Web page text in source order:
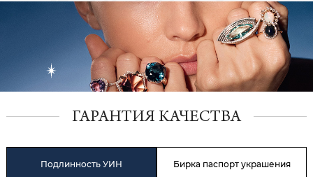
ГАРАНТИЯ КАЧЕСТВА
Подлинность УИН Бирка паспорт украшения